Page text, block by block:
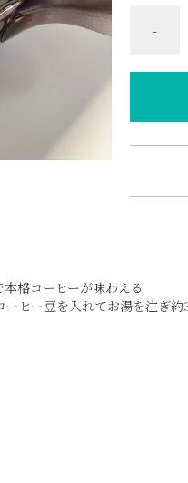
-
格コーヒーが味わえる
ヒー豆を入れてお湯を注ぎ約